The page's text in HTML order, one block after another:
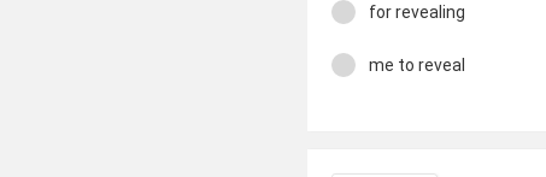
for revealing
me to reveal